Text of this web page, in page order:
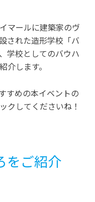
マールに建築家のヴ
された造形学校「バ
学校としてのバウハ
介します。
すめの本イベントの
クしてくださいね！
をご紹介